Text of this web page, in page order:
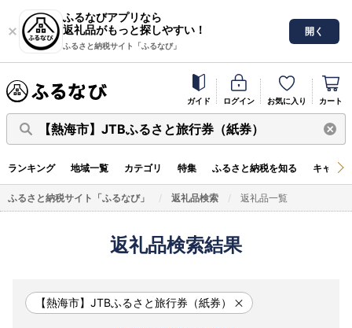
ふるなびアプリなら
返礼品がもっと探しやすい！
ふるさと納税サイト「ふるなび」
開く
ガイド ログイン お気に入り カート
【熱海市】JTBふるさと旅行券（紙券）
ランキング 地域一覧 カテゴリ 特集 ふるさと納税を知る キャン
ふるさと納税サイト「ふるなび」 返礼品検索 返礼品一覧
返礼品検索結果
【熱海市】JTBふるさと旅行券（紙券）